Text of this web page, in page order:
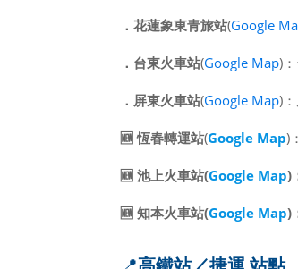
．花蓮象東青旅站(Google
． 台東火車站(Google Map)
． 屏東火車站(Google Map)
🆕 恆春轉運站(Google Map)
🆕 池上火車站(Google Map)
🆕 知本火車站(Google Map)